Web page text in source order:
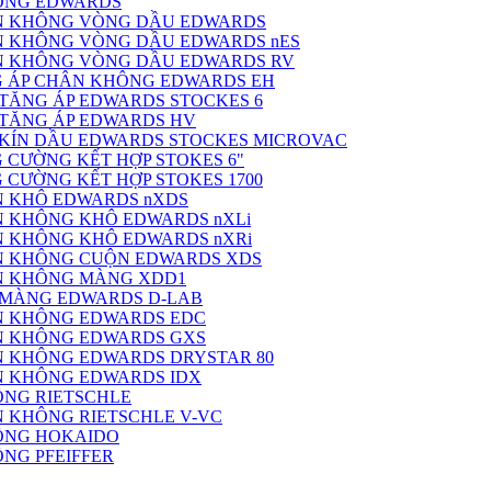
KHÔNG VÒNG DẦU EDWARDS
KHÔNG VÒNG DẦU EDWARDS nES
KHÔNG VÒNG DẦU EDWARDS RV
ÁP CHÂN KHÔNG EDWARDS EH
ÁP EDWARDS STOCKES 6
ÁP EDWARDS HV
DẦU EDWARDS STOCKES MICROVAC
KẾT HỢP STOKES 6"
KẾT HỢP STOKES 1700
KHÔ EDWARDS nXDS
KHÔNG KHÔ EDWARDS nXLi
KHÔNG KHÔ EDWARDS nXRi
KHÔNG CUỘN EDWARDS XDS
KHÔNG MÀNG XDD1
EDWARDS D-LAB
KHÔNG EDWARDS EDC
KHÔNG EDWARDS GXS
KHÔNG EDWARDS DRYSTAR 80
KHÔNG EDWARDS IDX
RIETSCHLE
KHÔNG RIETSCHLE V-VC
HOKAIDO
PFEIFFER